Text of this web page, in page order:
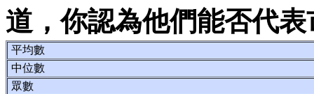
道，你認為他們能否代
平均數
中位數
眾數